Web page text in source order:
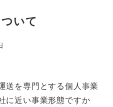
いて
送を専門とする個人事業
に近い事業形態ですか